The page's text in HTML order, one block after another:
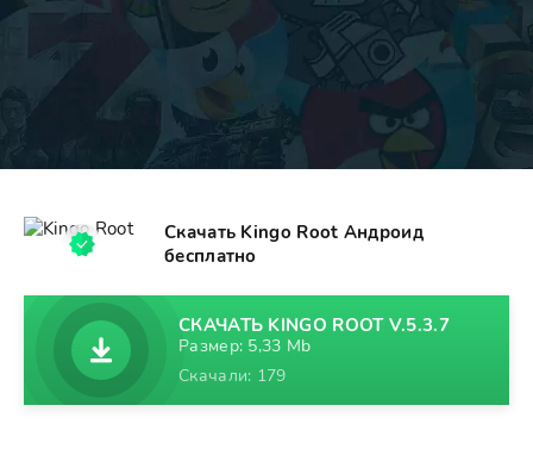
Скачать Kingo Root Андроид
бесплатно
СКАЧАТЬ KINGO ROOT V.5.3.7
Размер: 5,33 Mb
Скачали: 179